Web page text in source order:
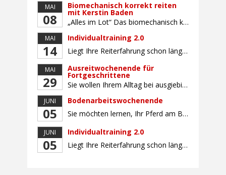
MAI
08
Biomechanisch korrekt reiten
mit Kerstin Baden
„Alles im Lot“ Das biomechanisch korrekte Reiten vereint viele wichtige Erkenntnisse der Reitkunst und der Physiologie von Pferd und Reiter miteinander. Ziel ist die größtmögliche Symmetrie des Reiters, denn erst wenn „alles im Lot“ ist, kann das Pferd den Reiter ausbalanciert und losgelassen tragen. Dafür muss der Reiter lernen, die Reaktionen seines Pferdes auf seinen […]
MAI
14
Individualtraining 2.0
Liegt Ihre Reiterfahrung schon länger zurück oder fühlen Sie sich noch nicht richtig fit? Oder sind Sie bereits ein sicherer Reiter und freuen sich auf weiterführenden Unterricht? Training für Reiter:innen mit unterschiedlicher Reiterfahrung, auf die Wünsche und Kenntnisse des Einzelnen abgestimmt. Ein abwechslungsreiches Programm mit individuellem Reitunterricht mit unterschiedlichen Schwerpunkten und für Fortgeschrittene auch mit […]
MAI
29
Ausreitwochenende für
Fortgeschrittene
Sie wollen Ihrem Alltag bei ausgiebigen Ritten durch unser wunderschönes Gelände entfliehen? Dann ist das Ausreitwochenende genau das Richtige. Geübte und sichere Reiter und Reiterinnen genießen die herrliche Natur unter erfahrener Rittführung. Teilnahme mit Leih- oder eigenem Pferd möglich. Mindestteilnehmerzahl: 5 Personen
JUNI
05
Bodenarbeitswochenende
Sie möchten lernen, Ihr Pferd am Boden gezielt zu gymnastizieren und durch feine Kommunikation zu führen? Dieser Kurs vermittelt, wie gezieltes und korrektes Longieren zur gymnastizierenden Arbeit mit dem Pferd beitragen. Wir arbeiten mit Hilfe eines Kappzaums – ohne Ausbinder oder andere Hilfszügel. Im Mittelpunkt stehen feine Kommunikation, klare Körpersprache und präzise Hilfengebung mit dem […]
JUNI
05
Individualtraining 2.0
Liegt Ihre Reiterfahrung schon länger zurück oder fühlen Sie sich noch nicht richtig fit? Oder sind Sie bereits ein sicherer Reiter und freuen sich auf weiterführenden Unterricht? Training für Reiter:innen mit unterschiedlicher Reiterfahrung, auf die Wünsche und Kenntnisse des Einzelnen abgestimmt. Ein abwechslungsreiches Programm mit individuellem Reitunterricht und für Fortgeschrittene auch mit Gangtraining findet in […]